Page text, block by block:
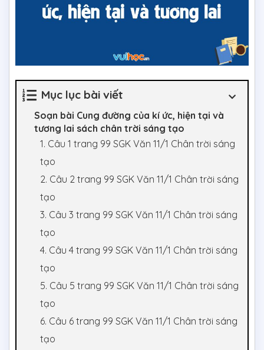
Mục lục bài viết
Soạn bài Cung đường của kí ức, hiện tại và
tương lai sách chân trời sáng tạo
1. Câu 1 trang 99 SGK Văn 11/1 Chân trời sáng
tạo
2. Câu 2 trang 99 SGK Văn 11/1 Chân trời sáng
tạo
3. Câu 3 trang 99 SGK Văn 11/1 Chân trời sáng
tạo
4. Câu 4 trang 99 SGK Văn 11/1 Chân trời sáng
tạo
5. Câu 5 trang 99 SGK Văn 11/1 Chân trời sáng
tạo
6. Câu 6 trang 99 SGK Văn 11/1 Chân trời sáng
tạo